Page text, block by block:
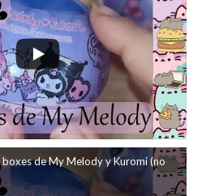
boxes de My Melody y Kuromi (no